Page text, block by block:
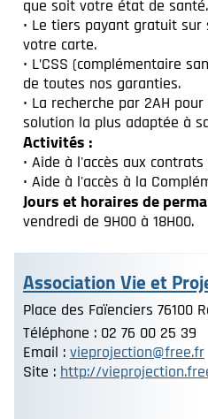
que soit votre état de santé.
• Le tiers payant gratuit
votre carte.
• L’CSS (complémentaire
de toutes nos garanties.
• La recherche par 2AH
solution la plus adaptée à
Activités :
• Aide à l'accès aux
• Aide à l'accès à la
Jours et horaires de
vendredi de 9H00 à 18H00.
Association Vie et
Place des Faïenciers 76100
Téléphone : 02 76 00 25 39
Email : vieprojection@free.fr
Site : http://